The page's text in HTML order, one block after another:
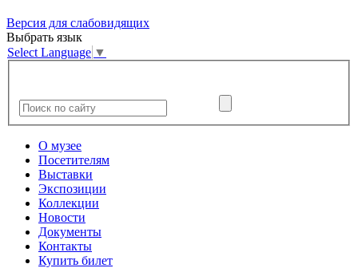
Версия для слабовидящих
Выбрать язык
Select Language ▼
О музее
Посетителям
Выставки
Экспозиции
Коллекции
Новости
Документы
Контакты
Купить билет